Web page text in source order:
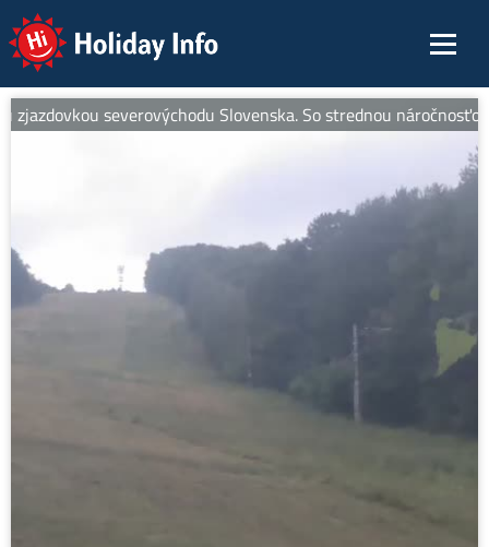
Holiday Info
severovýchodu Slovenska. So strednou